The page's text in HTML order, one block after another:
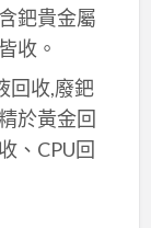
鈀貴金屬
收。
回收,廢鈀
於黃金回
、CPU回